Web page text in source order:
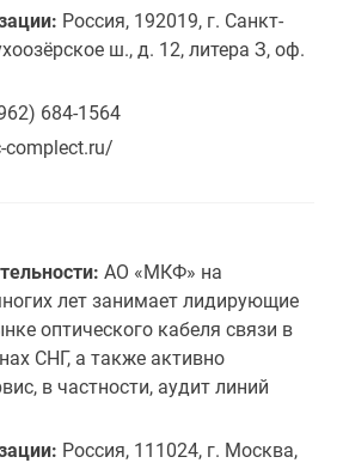
Россия, 192019, г. Санкт-
ш., д. 12, литера З, оф.
684-1564
complect.ru/
АО «МКФ» на
лет занимает лидирующие
оптического кабеля связи в
СНГ, а также активно
в частности, аудит линий
Россия, 111024, г. Москва,